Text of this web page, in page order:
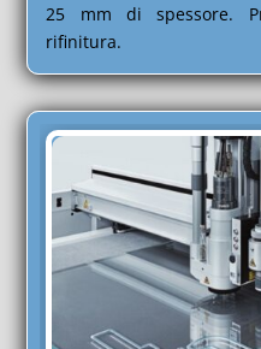
25 mm di spessore.
rifinitura.